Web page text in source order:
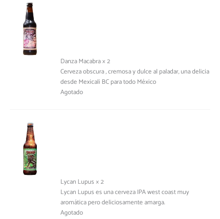
Danza Macabra × 2
Cerveza obscura , cremosa y dulce al paladar, una delicia
desde Mexicali BC para todo México
Agotado
Lycan Lupus × 2
Lycan Lupus es una cerveza IPA west coast muy
aromática pero deliciosamente amarga.
Agotado